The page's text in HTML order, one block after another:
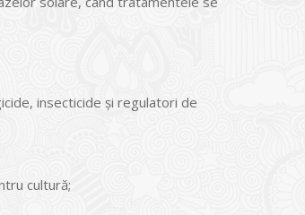
insecticide şi regulatori de
cultură;